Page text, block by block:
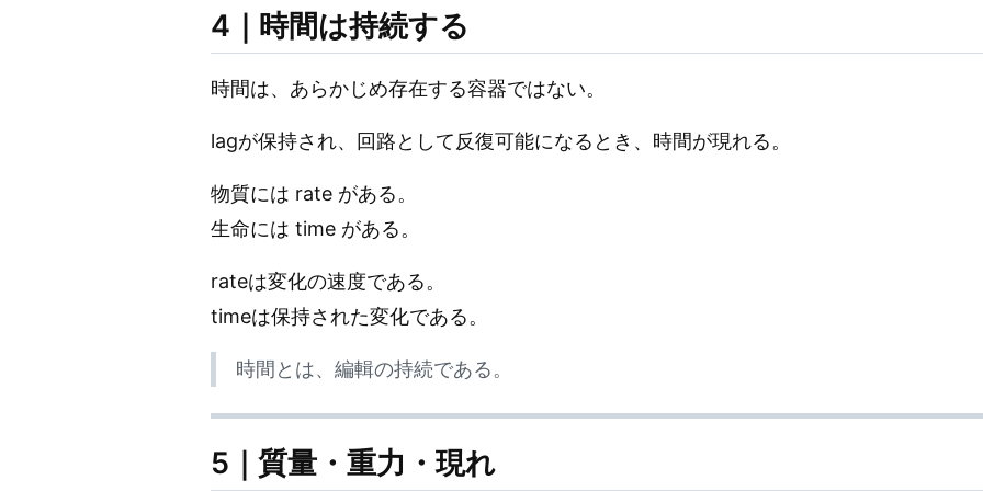
4｜時間は持続する
時間は、あらかじめ存在する容器ではない。
lagが保持され、回路として反復可能になるとき、時間が現れる。
物質には rate がある。
生命には time がある。
rateは変化の速度である。
timeは保持された変化である。
時間とは、編輯の持続である。
5｜質量・重力・現れ